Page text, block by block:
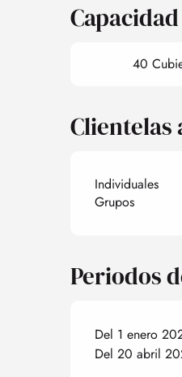
Capacidad
40
Clientelas
Individuales
Grupos
Periodos
Del 1 enero
Del 20 abril